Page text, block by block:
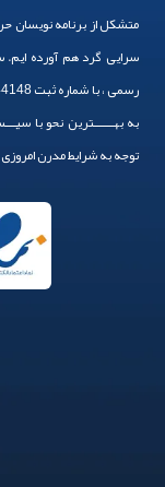
متشکل از برنامه نویسان
به بهــــــترین نحو با
توجه به شرایط مدرن